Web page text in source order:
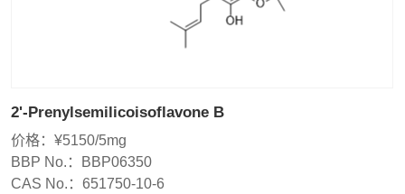
2'-Prenylsemilicoisoflavone B
价格：¥5150/5mg
BBP No.： BBP06350
CAS No.：651750-10-6